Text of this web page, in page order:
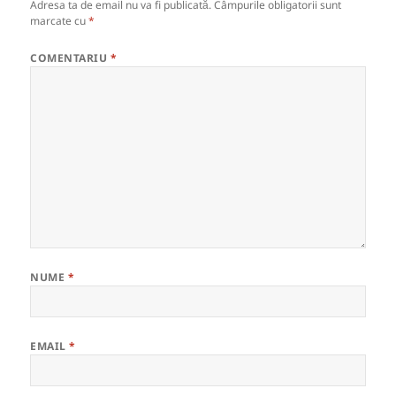
Adresa ta de email nu va fi publicată. Câmpurile obligatorii sunt
marcate cu*
COMENTARIU *
NUME *
EMAIL*